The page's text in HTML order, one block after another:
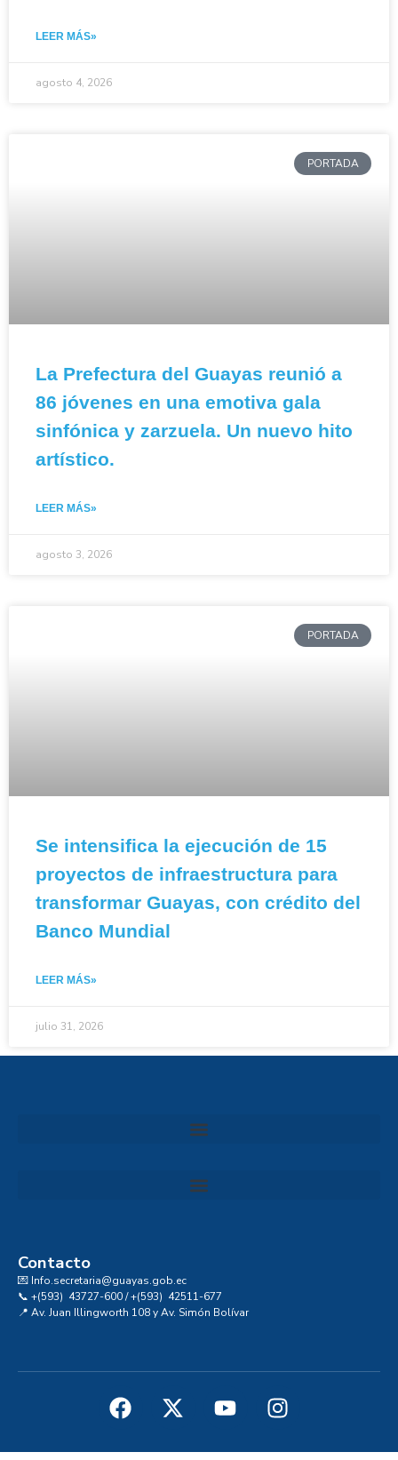
LEER MÁS»
agosto 4, 2026
PORTADA
La Prefectura del Guayas reunió a
86 jóvenes en una emotiva gala
sinfónica y zarzuela. Un nuevo hito
artístico.
LEER MÁS»
agosto 3, 2026
PORTADA
Se intensifica la ejecución de 15
proyectos de infraestructura para
transformar Guayas, con crédito del
Banco Mundial
LEER MÁS»
julio 31, 2026
Contacto
💌 Info.secretaria@guayas.gob.ec
📞 +(593) 43727-600 / +(593) 42511-677
📍 Av. Juan Illingworth 108 y Av. Simón Bolívar